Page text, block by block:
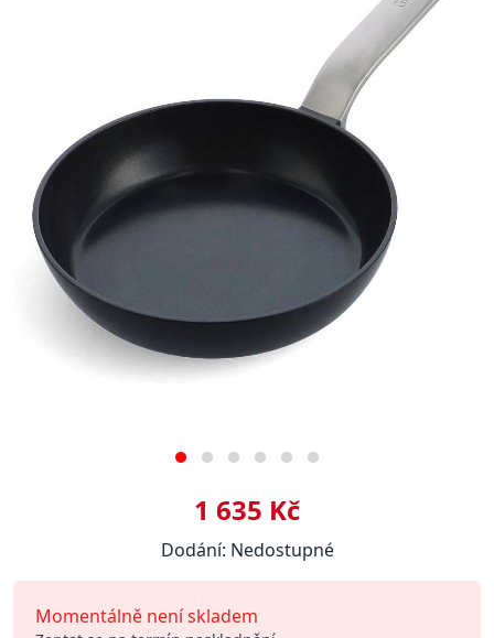
1 635 Kč
Dodání: Nedostupné
Momentálně není skladem